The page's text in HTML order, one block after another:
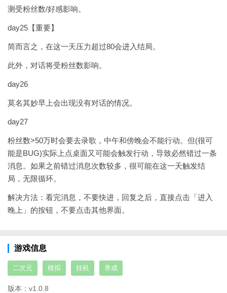
测受粉丝数/好感影响。
day25【重要】
简而言之，在这一天压力超过80会进入结局。
此外，对话将受粉丝数影响。
day26
莫名其妙早上会出现没有对话的情况。
day27
粉丝数>50万时会要去录歌，中午和傍晚会不能行动。但(很可
能是BUG)实际上点桌面又可能会触发行动，导致必然错过一条
消息。如果之前错过消息次数较多，很可能在这一天触发结
局，无限循环。
解决方法：看完消息，不要快进，回复之后，直接点击「进入
晚上」的按钮，不要点击其他界面。
游戏信息
二次元 模拟 挂机 养成
版本： v1.0.8